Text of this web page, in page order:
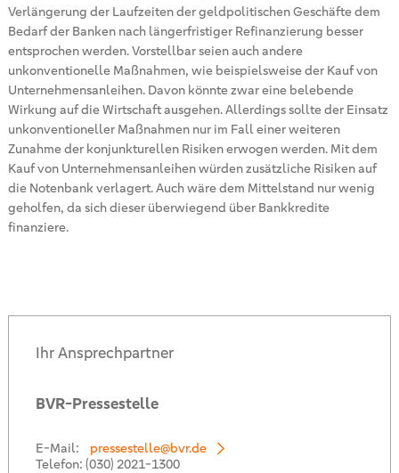
Verlängerung der Laufzeiten der geldpolitischen Geschäfte dem
Bedarf der Banken nach längerfristiger Refinanzierung besser
entsprochen werden. Vorstellbar seien auch andere
unkonventionelle Maßnahmen, wie beispielsweise der Kauf von
Unternehmensanleihen. Davon könnte zwar eine belebende
Wirkung auf die Wirtschaft ausgehen. Allerdings sollte der Einsatz
unkonventioneller Maßnahmen nur im Fall einer weiteren
Zunahme der konjunkturellen Risiken erwogen werden. Mit dem
Kauf von Unternehmensanleihen würden zusätzliche Risiken auf
die Notenbank verlagert. Auch wäre dem Mittelstand nur wenig
geholfen, da sich dieser überwiegend über Bankkredite
finanziere.
Ihr Ansprechpartner
BVR-Pressestelle
E-Mail:
pressestelle@bvr.de
Telefon: (030) 2021-1300